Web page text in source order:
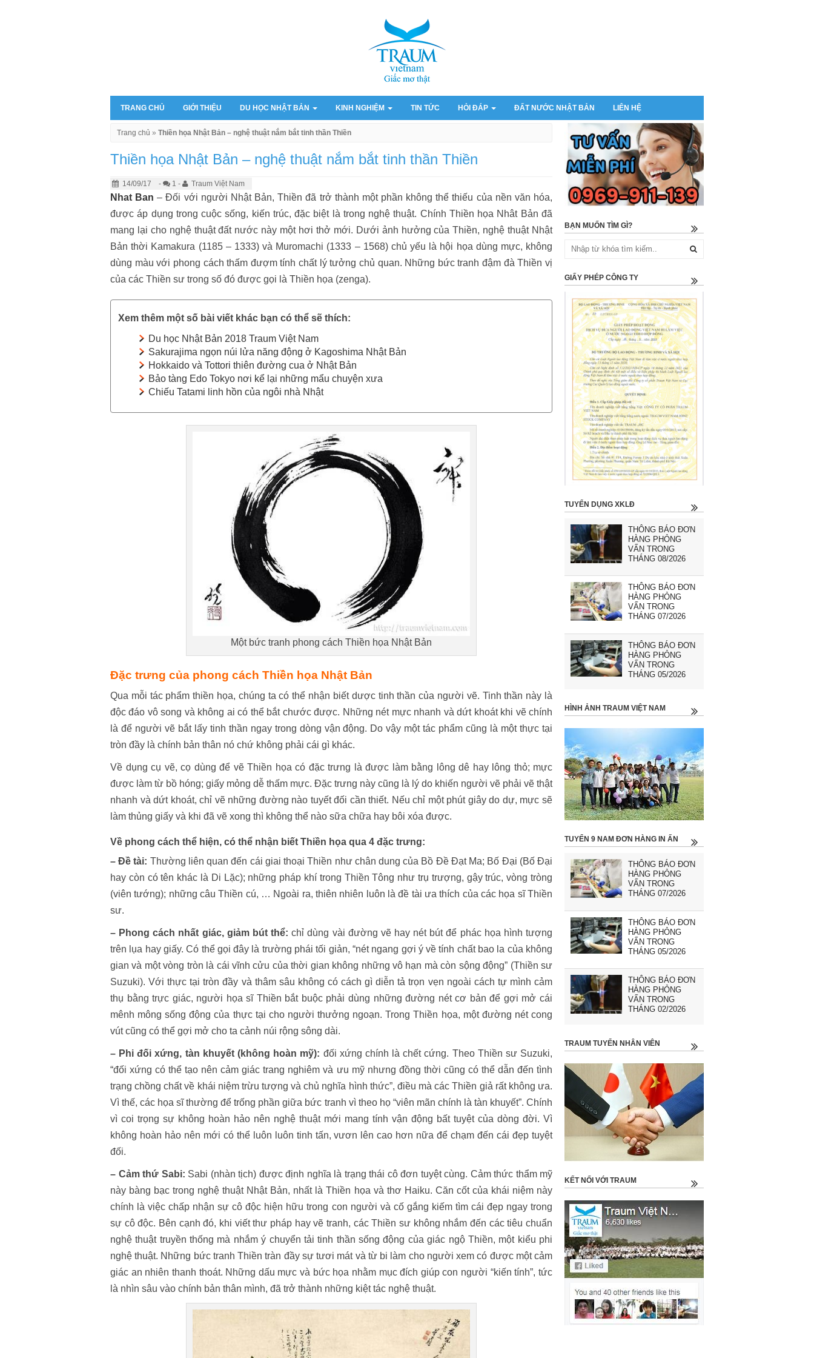
TRANG CHỦ GIỚI THIỆU DU HỌC NHẬT BẢN KINH NGHIỆM TIN TỨC HỎI ĐÁP ĐẤT NƯỚC NHẬT BẢN LIÊN HỆ
Trang chủ » Thiền họa Nhật Bản – nghệ thuật nắm bắt tinh thần Thiền
Thiền họa Nhật Bản – nghệ thuật nắm bắt tinh thần Thiền
14/09/17 - 1 - Traum Việt Nam
Nhat Ban – Đối với người Nhật Bản, Thiền đã trở thành một phần không thể thiếu của nền văn hóa,
được áp dụng trong cuộc sống, kiến trúc, đặc biệt là trong nghệ thuật. Chính Thiền họa Nhât Bản đã
mang lại cho nghệ thuật đất nước này một hơi thở mới. Dưới ảnh hưởng của Thiền, nghệ thuật Nhật
Bản thời Kamakura (1185 – 1333) và Muromachi (1333 – 1568) chủ yếu là hội họa dùng mực, không
dùng màu với phong cách thấm đượm tính chất lý tưởng chủ quan. Những bức tranh đậm đà Thiền vị
của các Thiền sư trong số đó được gọi là Thiền họa (zenga).
Xem thêm một số bài viết khác bạn có thể sẽ thích:
Du học Nhật Bản 2018 Traum Việt Nam
Sakurajima ngọn núi lửa năng động ở Kagoshima Nhật Bản
Hokkaido và Tottori thiên đường cua ở Nhật Bản
Bảo tàng Edo Tokyo nơi kể lại những mẩu chuyện xưa
Chiếu Tatami linh hồn của ngôi nhà Nhật
Một bức tranh phong cách Thiền họa Nhật Bản
Đặc trưng của phong cách Thiền họa Nhật Bản
Qua mỗi tác phẩm thiền họa, chúng ta có thể nhận biết dược tinh thần của người vẽ. Tinh thần này là
độc đáo vô song và không ai có thể bắt chước được. Những nét mực nhanh và dứt khoát khi vẽ chính
là để người vẽ bắt lấy tinh thần ngay trong dòng vận động. Do vậy một tác phẩm cũng là một thực tại
tròn đầy là chính bản thân nó chứ không phải cái gì khác.
Về dụng cụ vẽ, cọ dùng để vẽ Thiền họa có đặc trưng là được làm bằng lông dê hay lông thỏ; mực
được làm từ bồ hóng; giấy mỏng dễ thấm mực. Đặc trưng này cũng là lý do khiến người vẽ phải vẽ thật
nhanh và dứt khoát, chỉ vẽ những đường nào tuyết đối cần thiết. Nếu chỉ một phút giây do dự, mực sẽ
làm thủng giấy và khi đã vẽ xong thì không thể nào sữa chữa hay bôi xóa được.
Về phong cách thể hiện, có thể nhận biết Thiền họa qua 4 đặc trưng:
– Đề tài: Thường liên quan đến cái giai thoại Thiền như chân dung của Bồ Đề Đạt Ma; Bố Đại (Bố Đại
hay còn có tên khác là Di Lặc); những pháp khí trong Thiền Tông như trụ trượng, gậy trúc, vòng tròng
(viên tướng); những câu Thiền cú, … Ngoài ra, thiên nhiên luôn là đề tài ưa thích của các họa sĩ Thiền
sư.
– Phong cách nhất giác, giảm bút thể: chỉ dùng vài đường vẽ hay nét bút để phác họa hình tượng
trên lụa hay giấy. Có thể gọi đây là trường phái tối giản, “nét ngang gợi ý về tính chất bao la của không
gian và một vòng tròn là cái vĩnh cửu của thời gian không những vô hạn mà còn sộng động” (Thiền sư
Suzuki). Với thực tại tròn đầy và thâm sâu không có cách gì diễn tả trọn vẹn ngoài cách tự mình cảm
thụ bằng trực giác, người họa sĩ Thiền bắt buộc phải dùng những đường nét cơ bản để gợi mở cái
mênh mông sống động của thực tại cho người thưởng ngoạn. Trong Thiền họa, một đường nét cong
vút cũng có thể gợi mở cho ta cảnh núi rộng sông dài.
– Phi đối xứng, tàn khuyết (không hoàn mỹ): đối xứng chính là chết cứng. Theo Thiền sư Suzuki,
“đối xứng có thể tạo nên cảm giác trang nghiêm và ưu mỹ nhưng đồng thời cũng có thể dẫn đến tình
trạng chồng chất về khái niệm trừu tượng và chủ nghĩa hình thức”, điều mà các Thiền giả rất không ưa.
Vì thế, các họa sĩ thường để trống phần giữa bức tranh vì theo họ “viên mãn chính là tàn khuyết”. Chính
vì coi trọng sự không hoàn hảo nên nghệ thuật mới mang tính vận động bất tuyệt của dòng đời. Vì
không hoàn hảo nên mới có thể luôn luôn tinh tấn, vươn lên cao hơn nữa để chạm đến cái đẹp tuyệt
đối.
– Cảm thứ Sabi: Sabi (nhàn tịch) được định nghĩa là trạng thái cô đơn tuyệt cùng. Cảm thức thẩm mỹ
này bàng bạc trong nghệ thuật Nhật Bản, nhất là Thiền họa và thơ Haiku. Căn cốt của khái niệm này
chính là việc chấp nhận sự cô độc hiện hữu trong con người và cố gắng kiếm tìm cái đẹp ngay trong
sự cô độc. Bên cạnh đó, khi viết thư pháp hay vẽ tranh, các Thiền sư không nhắm đến các tiêu chuẩn
nghệ thuật truyền thống mà nhắm ý chuyển tải tinh thần sống động của giác ngộ Thiền, một kiểu phi
nghệ thuật. Những bức tranh Thiền tràn đầy sự tươi mát và từ bi làm cho người xem có được một cảm
giác an nhiên thanh thoát. Những dấu mực và bức họa nhằm mục đích giúp con người “kiến tính”, tức
là nhìn sâu vào chính bản thân mình, đã trở thành những kiệt tác nghệ thuật.
BẠN MUỐN TÌM GÌ?
GIẤY PHÉP CÔNG TY
TUYỂN DỤNG XKLĐ
THÔNG BÁO ĐƠN
HÀNG PHỎNG
VẤN TRONG
THÁNG 08/2026
THÔNG BÁO ĐƠN
HÀNG PHỎNG
VẤN TRONG
THÁNG 07/2026
THÔNG BÁO ĐƠN
HÀNG PHỎNG
VẤN TRONG
THÁNG 05/2026
HÌNH ẢNH TRAUM VIỆT NAM
TUYỂN 9 NAM ĐƠN HÀNG IN ẤN
THÔNG BÁO ĐƠN
HÀNG PHỎNG
VẤN TRONG
THÁNG 07/2026
THÔNG BÁO ĐƠN
HÀNG PHỎNG
VẤN TRONG
THÁNG 05/2026
THÔNG BÁO ĐƠN
HÀNG PHỎNG
VẤN TRONG
THÁNG 02/2026
TRAUM TUYỂN NHÂN VIÊN
KẾT NỐI VỚI TRAUM